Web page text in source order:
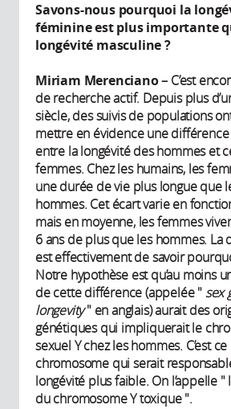
Savons-nous pourquoi la
féminine est plus importante
longévité masculine ?
Miriam Merenciano– C’est
de recherche actif. Depuis plus
siècle, des suivis de populations
mettre en évidence une
entre la longévité des hommes et
femmes. Chez les humains, les
une durée de vie plus longue que
hommes. Cet écart varie en
mais en moyenne, les femmes
6 ans de plus que les hommes. La
est effectivement de savoir
Notre hypothèse est qu’au moins
de cette différence (appelée "sex
longevity" en anglais) aurait des
génétiques qui impliquerait le
sexuel Y chez les hommes. C’est ce
chromosome qui serait
longévité plus faible. On l’appelle "
du chromosome Y toxique ".